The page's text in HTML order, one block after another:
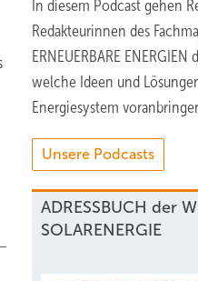
In diesem Podcast gehen
Redakteurinnen des
ERNEUERBARE
welche Ideen und
Energiesystem
Unsere Podcasts
ADRESSBUCH der
SOLARENERGIE